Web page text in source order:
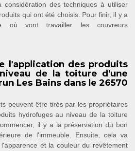
des techniques à utiliser
qui ont été choisis. Pour finir, il y a
où vont travailler les couvreurs
l'application des produits
de la toiture d'une
Les Bains dans le 26570
peuvent être tirés par les propriétaires
hydrofuges au niveau de la toiture
il y a la préservation du bon
de l'immeuble. Ensuite, cela va
et la couleur du revêtement